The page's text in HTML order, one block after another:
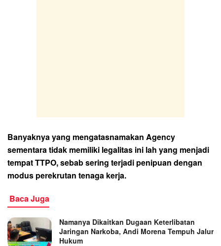
Banyaknya yang mengatasnamakan Agency
sementara tidak memiliki legalitas ini lah yang menjadi
tempat TTPO, sebab sering terjadi penipuan dengan
modus perekrutan tenaga kerja.
Baca Juga
Namanya Dikaitkan Dugaan Keterlibatan
Jaringan Narkoba, Andi Morena Tempuh Jalur
Hukum